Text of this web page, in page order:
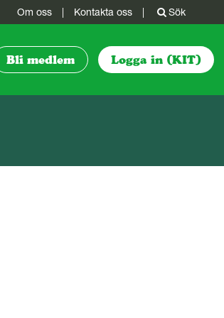
Om oss | Kontakta oss | Sök
Bli medlem Logga in (KIT)